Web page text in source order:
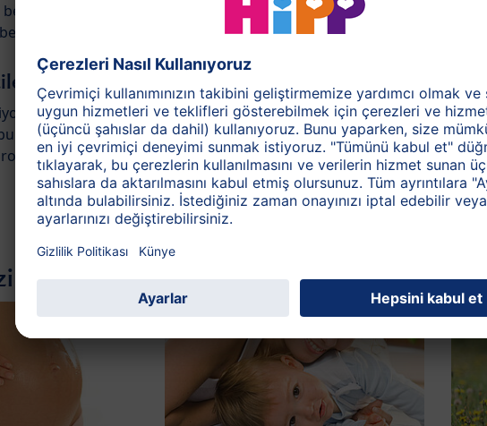
bebeğinizin sağlığı için şiddetle önerilmektedir. İyotun optimal bir şekilde
besinlerin bilinçli bir şekilde alınması ile mümkündür.
iyot eksikliği bebeğin fiziksel ve zihinsel gelişiminde olumsuz etki
sınırlı değildir: İyot eksikliği ilerki yaşlarda çocuğun,
yaşamasına neden olabilir.
çekebilir: